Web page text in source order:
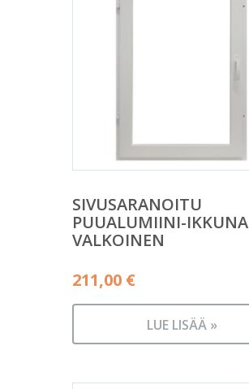
SIVUSARANOITU
PUUALUMIINI-IKKUNA
VALKOINEN
211,00 €
LUE LISÄÄ »